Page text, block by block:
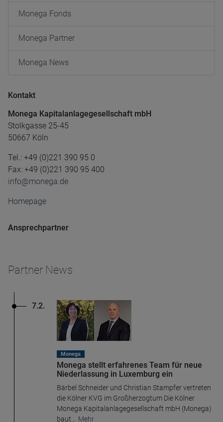
Monega Fonds
Monega Partner
Monega News
Kontakt
Monega Kapitalanlagegesellschaft mbH
Stolkgasse 25-45
50667 Köln
Tel.: +49 (0)221 390 95 0
Fax: +49 (0)221 390 95 400
info@monega.de
Homepage
Ansprechpartner
Partner News
7.2.
Monega
Monega stellt erfahrenes Team für neue
Niederlassung in Luxemburg ein
Bärbel Schneider und Christian Stampfer vertreten
die Kölner KVG im Großherzogtum Die Kölner
Monega Kapitalanlagegesellschaft mbH (Monega)
baut
Mehr